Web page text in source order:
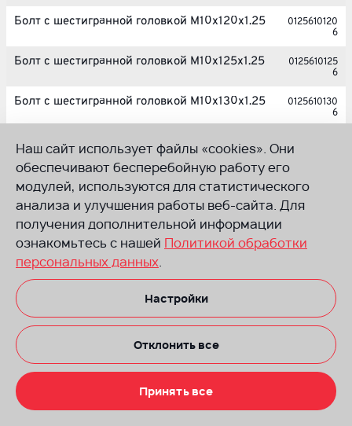
Болт с шестигранной головкой M10x120x1.25
0125610120
6
Болт с шестигранной головкой M10x125x1.25
0125610125
6
Болт с шестигранной головкой M10x130x1.25
0125610130
6
Болт с шестигранной головкой M10x180x1.25
Болт с шестигранной головкой M10x185x1.25
0125610185
Болт с шестигранной головкой M10X30X1,25
Болт с шестигранной головкой M10X40X1,25
Болт с шестигранной головкой M10X45X1,25
012561004
56
Болт с шестигранной головкой M10X95X1,25
012561009
56
Болт с шестигранной головкой M12×30
012561203
06
Наш сайт использует файлы «cookies». Они
обеспечивают бесперебойную работу его
модулей, используются для статистического
анализа и улучшения работы веб-сайта. Для
получения дополнительной информации
ознакомьтесь с нашей Политикой обработки
персональных данных.
Настройки
Отклонить все
Принять все